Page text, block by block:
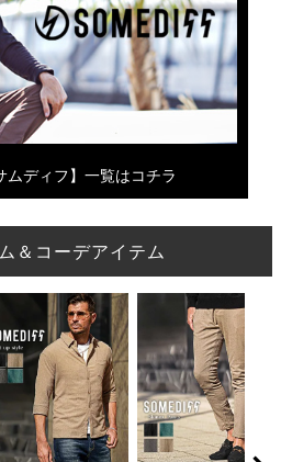
ムディフ】一覧はコチラ
＆コーデアイテム